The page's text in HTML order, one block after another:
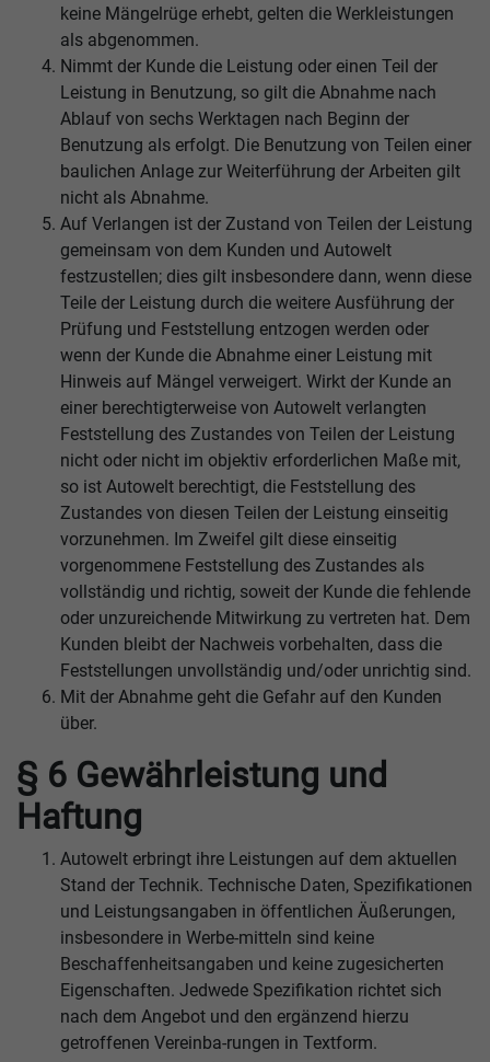
keine Mängelrüge erhebt, gelten die Werkleistungen
als abgenommen.
Nimmt der Kunde die Leistung oder einen Teil der
Leistung in Benutzung, so gilt die Abnahme nach
Ablauf von sechs Werktagen nach Beginn der
Benutzung als erfolgt. Die Benutzung von Teilen einer
baulichen Anlage zur Weiterführung der Arbeiten gilt
nicht als Abnahme.
Auf Verlangen ist der Zustand von Teilen der Leistung
gemeinsam von dem Kunden und Autowelt
festzustellen; dies gilt insbesondere dann, wenn diese
Teile der Leistung durch die weitere Ausführung der
Prüfung und Feststellung entzogen werden oder
wenn der Kunde die Abnahme einer Leistung mit
Hinweis auf Mängel verweigert. Wirkt der Kunde an
einer berechtigterweise von Autowelt verlangten
Feststellung des Zustandes von Teilen der Leistung
nicht oder nicht im objektiv erforderlichen Maße mit,
so ist Autowelt berechtigt, die Feststellung des
Zustandes von diesen Teilen der Leistung einseitig
vorzunehmen. Im Zweifel gilt diese einseitig
vorgenommene Feststellung des Zustandes als
vollständig und richtig, soweit der Kunde die fehlende
oder unzureichende Mitwirkung zu vertreten hat. Dem
Kunden bleibt der Nachweis vorbehalten, dass die
Feststellungen unvollständig und/oder unrichtig sind.
Mit der Abnahme geht die Gefahr auf den Kunden
über.
§ 6 Gewährleistung und
Haftung
Autowelt erbringt ihre Leistungen auf dem aktuellen
Stand der Technik. Technische Daten, Spezifikationen
und Leistungsangaben in öffentlichen Äußerungen,
insbesondere in Werbe-mitteln sind keine
Beschaffenheitsangaben und keine zugesicherten
Eigenschaften. Jedwede Spezifikation richtet sich
nach dem Angebot und den ergänzend hierzu
getroffenen Vereinba-rungen in Textform.